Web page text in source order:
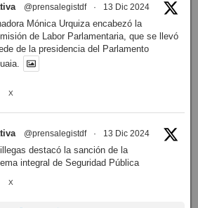
@prensalegistdf · 13 Dic 2024
Mónica Urquiza encabezó la
de Labor Parlamentaria, que se llevó
de la presidencia del Parlamento
X
@prensalegistdf · 13 Dic 2024
destacó la sanción de la
integral de Seguridad Pública
X